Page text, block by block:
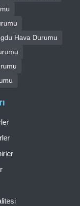
Hava Durumu